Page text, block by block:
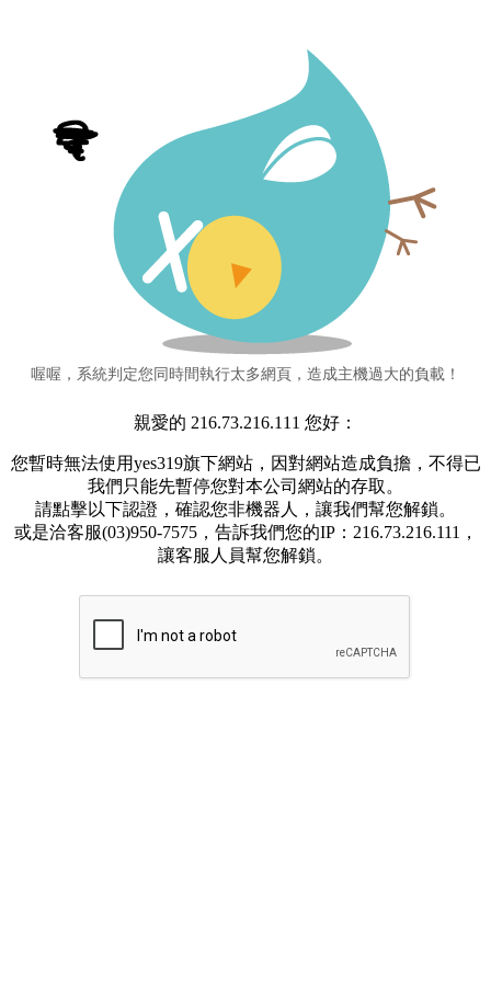
喔喔，系統判定您同時間執行太多網頁，造成主機過大的負載！
親愛的 216.73.216.111 您好：
您暫時無法使用yes319旗下網站，因對網站造成負擔，不得已
我們只能先暫停您對本公司網站的存取。
請點擊以下認證，確認您非機器人，讓我們幫您解鎖。
或是洽客服(03)950-7575，告訴我們您的IP：216.73.216.111，
讓客服人員幫您解鎖。